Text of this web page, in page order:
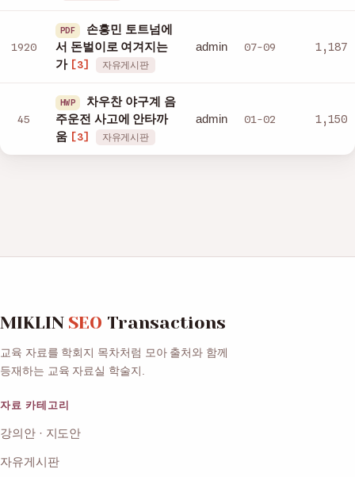
1920
PDF
손흥민 토트넘에
서 돈벌이로 여겨지는
가 [3] 자유게시판
admin 07-09 1,187
45
HWP
차우찬 야구계 음
주운전 사고에 안타까
움 [3] 자유게시판
admin 01-02 1,150
MIKLIN SEO Transactions
교육 자료를 학회지 목차처럼 모아 출처와 함께
등재하는 교육 자료실 학술지.
자료 카테고리
강의안 · 지도안
자유게시판